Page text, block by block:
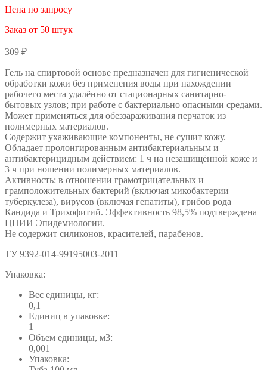
Цена по запросу
Заказ от 50 штук
309 ₽
Гель на спиртовой основе предназначен для гигиенической
обработки кожи без применения воды при нахождении
рабочего места удалённо от стационарных санитарно-
бытовых узлов; при работе с бактериально опасными средами.
Может применяться для обеззараживания перчаток из
полимерных материалов.
Содержит ухаживающие компоненты, не сушит кожу.
Обладает пролонгированным антибактериальным и
антибактерицидным действием: 1 ч на незащищённой коже и
3 ч при ношении полимерных материалов.
Активность: в отношении грамотрицательных и
грамположительных бактерий (включая микобактерии
туберкулеза), вирусов (включая гепатиты), грибов рода
Кандида и Трихофитий. Эффективность 98,5% подтверждена
ЦНИИ Эпидемиологии.
Не содержит силиконов, красителей, парабенов.
ТУ 9392-014-99195003-2011
Упаковка:
Вес единицы, кг:
0,1
Единиц в упаковке:
1
Объем единицы, м3:
0,001
Упаковка: